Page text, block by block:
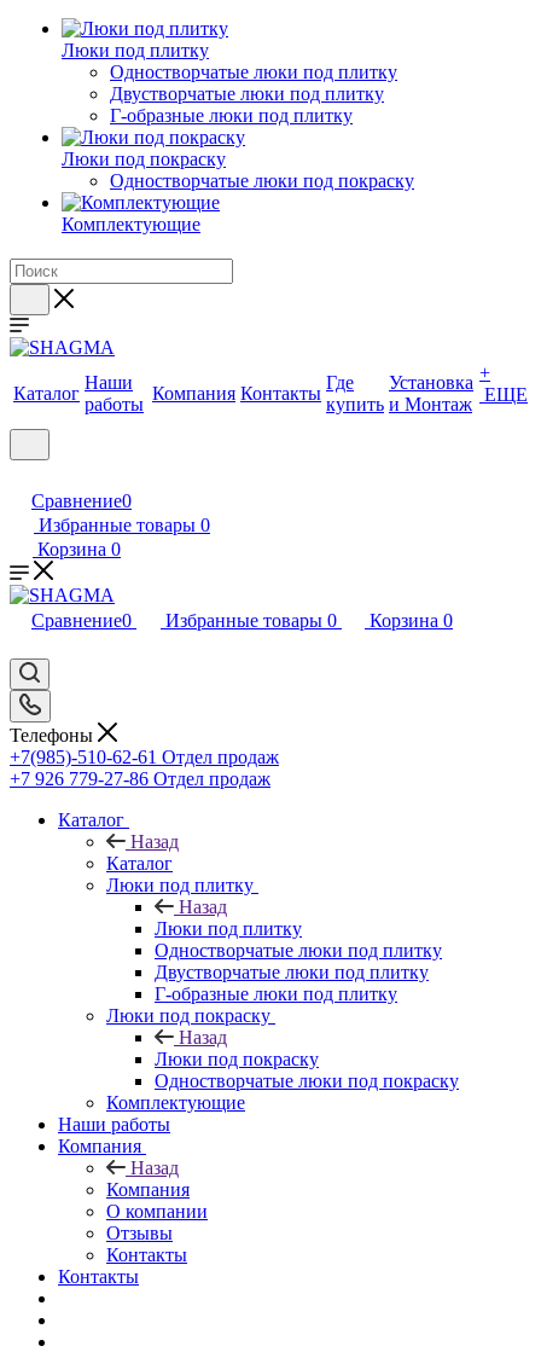
Люки под плитку
Одностворчатые люки под плитку
Двустворчатые люки под плитку
Г-образные люки под плитку
Люки под покраску
Одностворчатые люки под покраску
Комплектующие
Каталог
Наши
работы
Компания Контакты
Где
купить
Установка
и Монтаж
+
ЕЩЕ
Сравнение0
Избранные товары 0
Корзина 0
Сравнение0 Избранные товары 0 Корзина 0
Телефоны
+7(985)-510-62-61 Отдел продаж
‪+7 926 779-27-86‬ Отдел продаж
Каталог
Назад
Каталог
Люки под плитку
Назад
Люки под плитку
Одностворчатые люки под плитку
Двустворчатые люки под плитку
Г-образные люки под плитку
Люки под покраску
Назад
Люки под покраску
Одностворчатые люки под покраску
Комплектующие
Наши работы
Компания
Назад
Компания
О компании
Отзывы
Контакты
Контакты